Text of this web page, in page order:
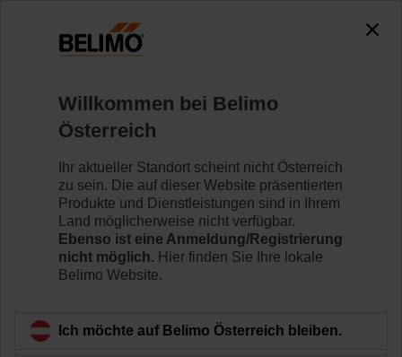
Belimo setzt 100
Millionen Meilenstein
Willkommen bei Belimo
Österreich
Ihr aktueller Standort scheint nicht Österreich
zu sein. Die auf dieser Website präsentierten
Produkte und Dienstleistungen sind in Ihrem
Land möglicherweise nicht verfügbar.
Ebenso ist eine Anmeldung/Registrierung
nicht möglich. Hier finden Sie Ihre lokale
Belimo Website.
Ich möchte auf Belimo Österreich bleiben.